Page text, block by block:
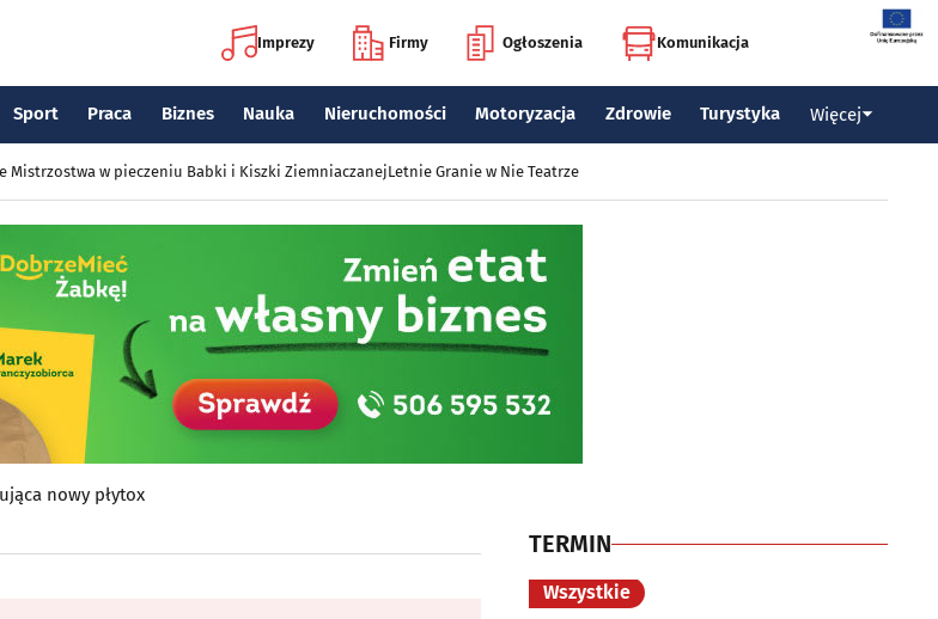
Imprezy Firmy Ogłoszenia Komunikacja
Sport Praca Biznes Nauka Nieruchomości Motoryzacja Zdrowie Turystyka Więcej
Mistrzostwa w pieczeniu Babki i Kiszki ZiemniaczanejLetnie Granie w Nie Teatrze
nowy płytox
TERMIN
Wszystkie